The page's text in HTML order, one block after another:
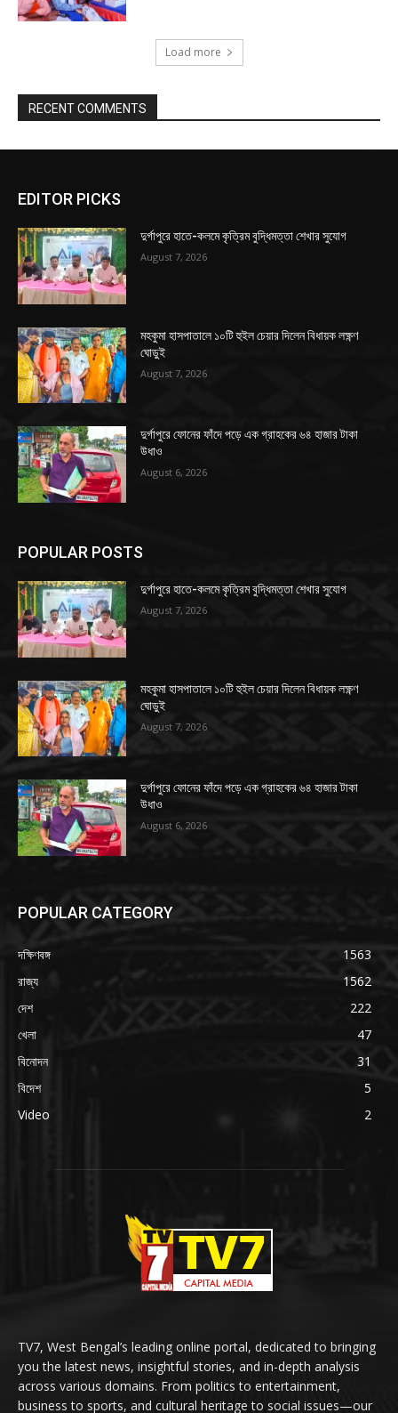
Load more
RECENT COMMENTS
EDITOR PICKS
দুর্গাপুরে হাতে-কলমে কৃত্রিম বুদ্ধিমত্তা শেখার সুযোগ
August 7, 2026
মহকুমা হাসপাতালে ১০টি হুইল চেয়ার দিলেন বিধায়ক লক্ষ্ণণ
ঘোড়ুই
August 7, 2026
দুর্গাপুরে ফোনের ফাঁদে পড়ে এক গ্রাহকের ৬৪ হাজার টাকা
উধাও
August 6, 2026
POPULAR POSTS
দুর্গাপুরে হাতে-কলমে কৃত্রিম বুদ্ধিমত্তা শেখার সুযোগ
August 7, 2026
মহকুমা হাসপাতালে ১০টি হুইল চেয়ার দিলেন বিধায়ক লক্ষ্ণণ
ঘোড়ুই
August 7, 2026
দুর্গাপুরে ফোনের ফাঁদে পড়ে এক গ্রাহকের ৬৪ হাজার টাকা
উধাও
August 6, 2026
POPULAR CATEGORY
দক্ষিণবঙ্গ
1563
রাজ্য
1562
দেশ
222
খেলা
47
বিনোদন
31
বিদেশ
5
Video
2
TV7, West Bengal’s leading online portal, dedicated to bringing
you the latest news, insightful stories, and in-depth analysis
across various domains. From politics to entertainment,
business to sports, and cultural heritage to social issues—our